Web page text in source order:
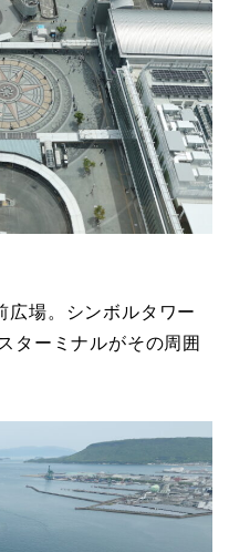
広場。シンボルタワー
ターミナルがその周囲